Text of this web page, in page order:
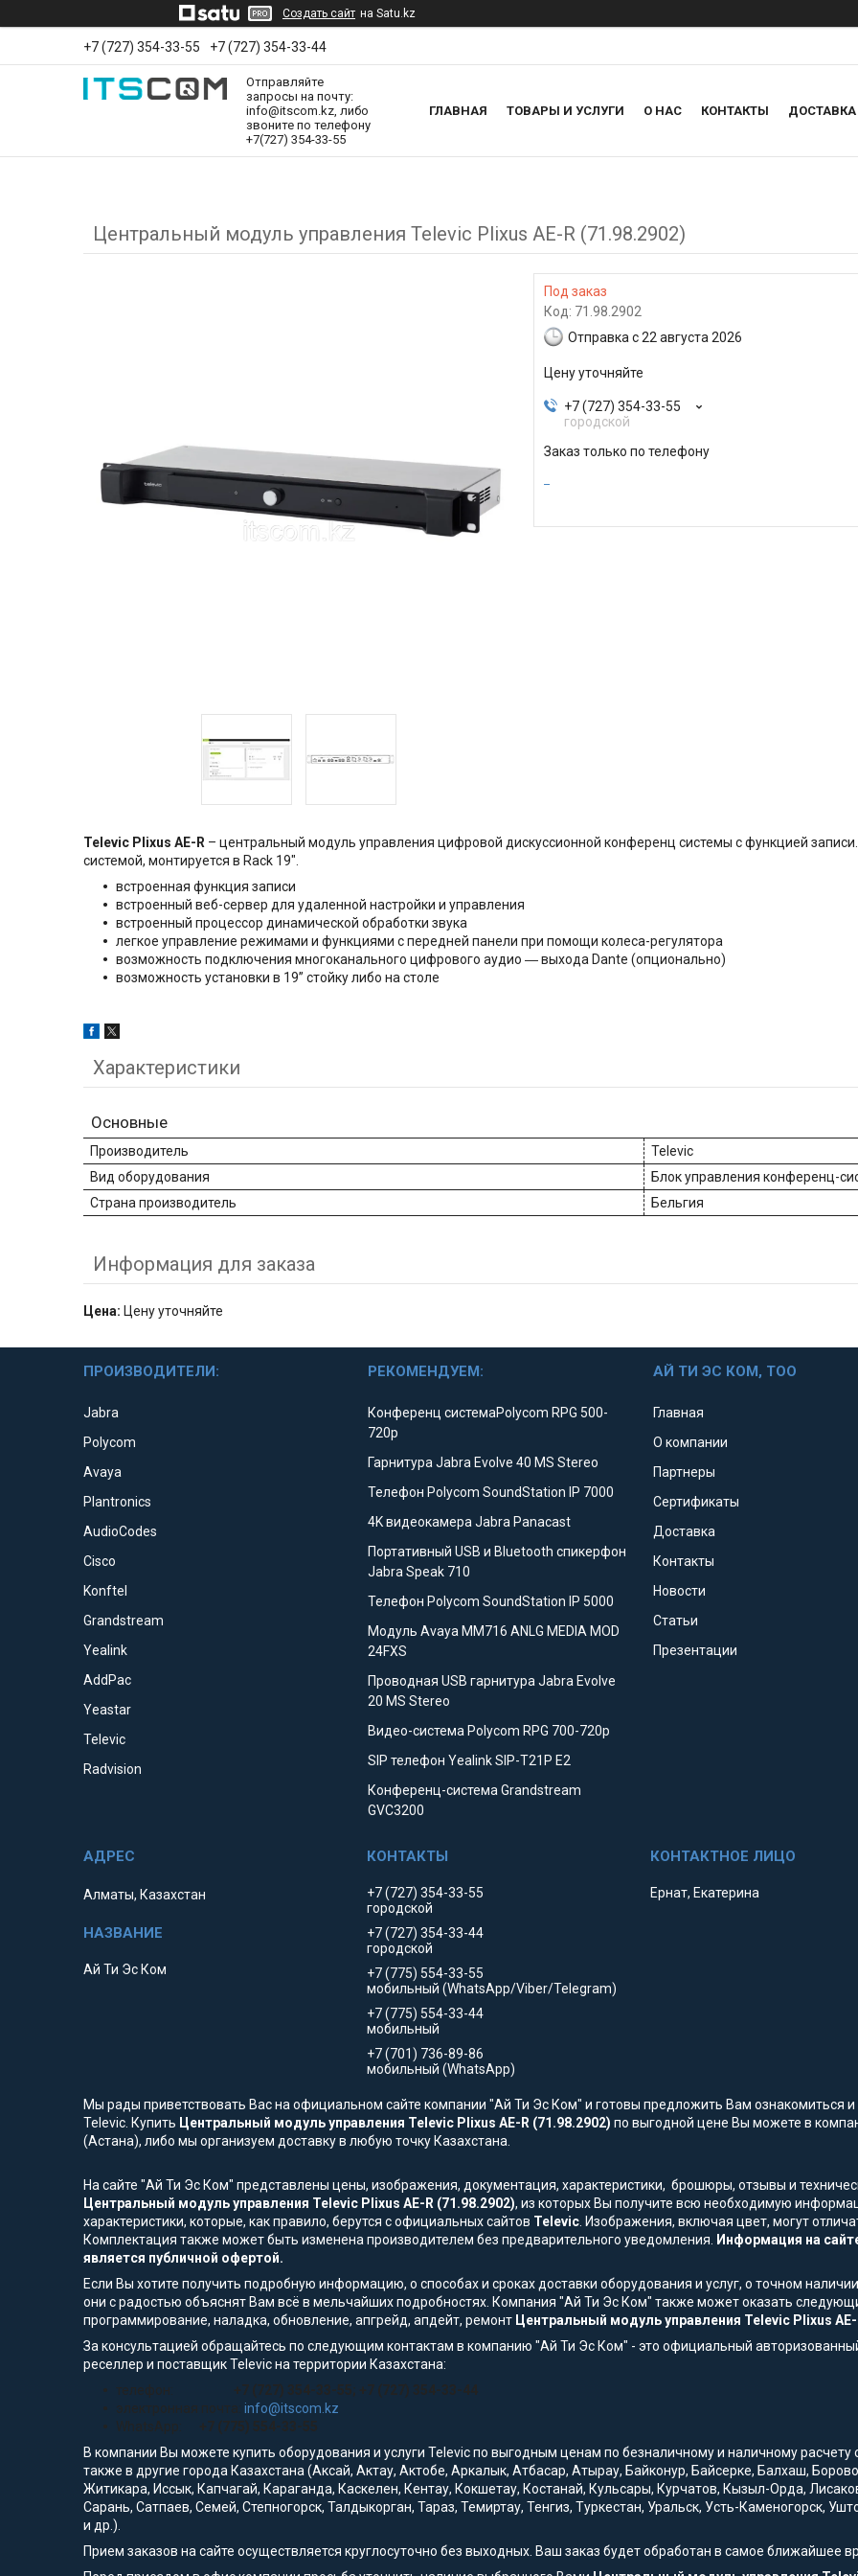
Создать сайт на Satu.kz
+7 (727) 354-33-55 +7 (727) 354-33-44
Отправляйте
запросы на почту:
info@itscom.kz, либо
звоните по телефону
+7(727) 354-33-55
ГЛАВНАЯ ТОВАРЫ И УСЛУГИ О НАС КОНТАКТЫ
Центральный модуль управления Televic Plixus AE-R (71.98.2902)
Под заказ
Код: 71.98.2902
Отправка с 22 августа 2026
Цену уточняйте
+7 (727) 354-33-55
городской
Заказ только по телефону
Televic Plixus AE-R – центральный модуль управления цифровой дискуссионной конференц системы c функцией
системой, монтируется в Rack 19".
встроенная функция записи
встроенный веб-сервер для удаленной настройки и управления
встроенный процессор динамической обработки звука
легкое управление режимами и функциями с передней панели при помощи колеса-регулятора
возможность подключения многоканального цифрового аудио ― выхода Dante (опционально)
возможность установки в 19” стойку либо на столе
Характеристики
Основные
Производитель
Televic
Вид оборудования
Блок управления конференц-
Страна производитель
Бельгия
Информация для заказа
Цена: Цену уточняйте
ПРОИЗВОДИТЕЛИ:
Jabra
Polycom
Avaya
Plantronics
AudioCodes
Cisco
Konftel
Grandstream
Yealink
AddPac
Yeastar
Televic
Radvision
РЕКОМЕНДУЕМ:
Конференц системаPolycom RPG 500-
720p
Гарнитура Jabra Evolve 40 MS Stereo
Телефон Polycom SoundStation IP 7000
4K видеокамера Jabra Panacast
Портативный USB и Bluetooth спикерфон
Jabra Speak 710
Телефон Polycom SoundStation IP 5000
Модуль Avaya MM716 ANLG MEDIA MOD
24FXS
Проводная USB гарнитура Jabra Evolve
20 MS Stereo
Видео-система Polycom RPG 700-720p
SIP телефон Yealink SIP-T21P E2
Конференц-система Grandstream
GVC3200
АЙ ТИ ЭС КОМ, ТОО
Главная
О компании
Партнеры
Сертификаты
Доставка
Контакты
Новости
Статьи
Презентации
Алматы, Казахстан
Ай Ти Эс Ком
+7 (727) 354-33-55
городской
+7 (727) 354-33-44
городской
+7 (775) 554-33-55
мобильный (WhatsApp/Viber/Telegram)
+7 (775) 554-33-44
мобильный
+7 (701) 736-89-86
мобильный (WhatsApp)
Ернат, Екатерина
Мы рады приветствовать Вас на официальном сайте компании "Ай Ти Эс Ком" и готовы предложить Вам ознакомиться и
Televic. Купить Центральный модуль управления Televic Plixus AE-R (71.98.2902) по выгодной цене Вы можете в
(Астана), либо мы организуем доставку в любую точку Казахстана.
На сайте "Ай Ти Эс Ком" представлены цены, изображения, документация, характеристики, брошюры, отзывы и
Центральный модуль управления Televic Plixus AE-R (71.98.2902), из которых Вы получите всю необходимую
характеристики, которые, как правило, берутся с официальных сайтов Televic. Изображения, включая цвет, могут
Комплектация также может быть изменена производителем без предварительного уведомления. Информация на
является публичной офертой.
Если Вы хотите получить подробную информацию, о способах и сроках доставки оборудования и услуг, о точном
они с радостью объяснят Вам всё в мельчайших подробностях. Компания "Ай Ти Эс Ком" также может оказать
программирование, наладка, обновление, апгрейд, апдейт, ремонт Центральный модуль управления Televic Plixus AE-
За консультацией обращайтесь по следующим контактам в компанию "Ай Ти Эс Ком" - это официальный
реселлер и поставщик Televic на территории Казахстана:
телефон:
+7 (727) 354-33-55; +7 (727) 354-33-44
электронная почта: info@itscom.kz
WhatsApp: +7 (775) 554-33-55
В компании Вы можете купить оборудования и услуги Televic по выгодным ценам по безналичному и наличному расчету
также в другие города Казахстана (Аксай, Актау, Актобе, Аркалык, Атбасар, Атырау, Байконур, Байсерке, Балхаш,
Житикара, Иссык, Капчагай, Караганда, Каскелен, Кентау, Кокшетау, Костанай, Кульсары, Курчатов, Кызыл-Орда,
Сарань, Сатпаев, Семей, Степногорск, Талдыкорган, Тараз, Темиртау, Тенгиз, Туркестан, Уральск, Усть-Каменогорск,
и др.).
Прием заказов на сайте осуществляется круглосуточно без выходных. Ваш заказ будет обработан в самое ближайшее